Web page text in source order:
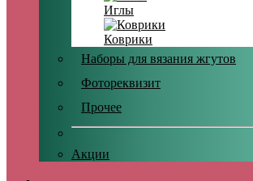
Иглы
Коврики
Наборы для вязания жгутов
Фотореквизит
Прочее
Акции